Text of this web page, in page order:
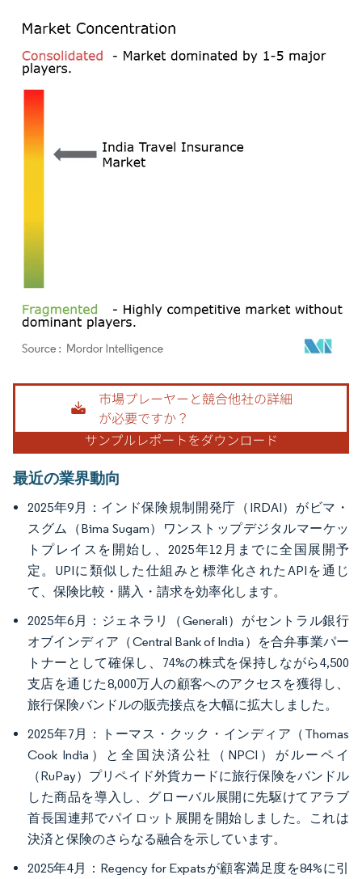
画像 © Mordor Intelligence。再利用にはCC BY 4.0の表示が必要です。
最近の業界動向
2025年9月：インド保険規制開発庁（IRDAI）がビマ・
スグム（Bima Sugam）ワンストップデジタルマーケッ
トプレイスを開始し、2025年12月までに全国展開予
定。UPIに類似した仕組みと標準化されたAPIを通じ
て、保険比較・購入・請求を効率化します。
2025年6月：ジェネラリ（Generali）がセントラル銀行
オブインディア（Central Bank of India）を合弁事業パー
トナーとして確保し、74%の株式を保持しながら4,500
支店を通じた8,000万人の顧客へのアクセスを獲得し、
旅行保険バンドルの販売接点を大幅に拡大しました。
2025年7月：トーマス・クック・インディア（Thomas
Cook India）と全国決済公社（NPCI）がルーペイ
（RuPay）プリペイド外貨カードに旅行保険をバンドル
した商品を導入し、グローバル展開に先駆けてアラブ
首長国連邦でパイロット展開を開始しました。これは
決済と保険のさらなる融合を示しています。
2025年4月：Regency for Expatsが顧客満足度を84%に引